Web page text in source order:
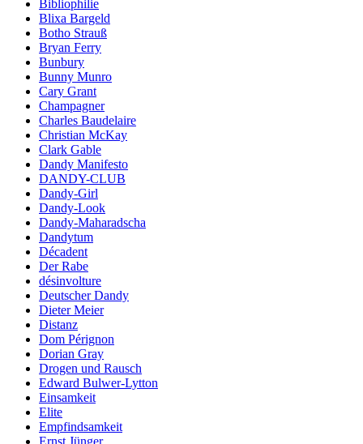
Bibliophilie
Blixa Bargeld
Botho Strauß
Bryan Ferry
Bunbury
Bunny Munro
Cary Grant
Champagner
Charles Baudelaire
Christian McKay
Clark Gable
Dandy Manifesto
DANDY-CLUB
Dandy-Girl
Dandy-Look
Dandy-Maharadscha
Dandytum
Décadent
Der Rabe
désinvolture
Deutscher Dandy
Dieter Meier
Distanz
Dom Pérignon
Dorian Gray
Drogen und Rausch
Edward Bulwer-Lytton
Einsamkeit
Elite
Empfindsamkeit
Ernst Jünger